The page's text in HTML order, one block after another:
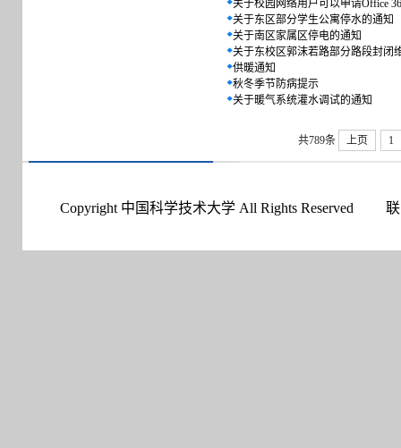
关于校园网络用户可以申请Office
关于东区部分学生公寓停水的通知
关于南区家属区停电的通知
关于东校区郭沫若路部分路段封闭
供暖通知
秋冬季节防病提示
关于暖气系统灌水调试的通知
共789条 上页 1
Copyright 中国科学技术大学 All Rights Reserved